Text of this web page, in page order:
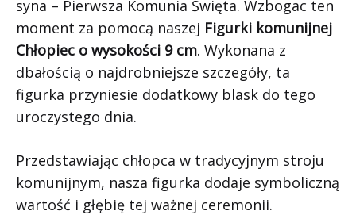
syna – Pierwsza Komunia Święta. Wzbogac ten
moment za pomocą naszej Figurki komunijnej
Chłopiec o wysokości 9 cm. Wykonana z
dbałością o najdrobniejsze szczegóły, ta
figurka przyniesie dodatkowy blask do tego
uroczystego dnia.
Przedstawiając chłopca w tradycyjnym stroju
komunijnym, nasza figurka dodaje symboliczną
wartość i głębię tej ważnej ceremonii.